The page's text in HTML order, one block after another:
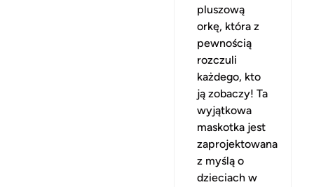
pluszową
orkę, która z
pewnością
rozczuli
każdego, kto
ją zobaczy! Ta
wyjątkowa
maskotka jest
zaprojektowana
z myślą o
dzieciach w